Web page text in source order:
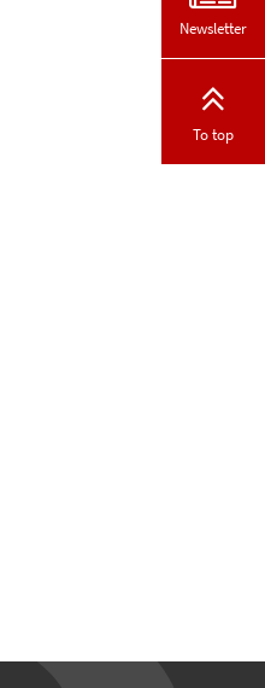
Newsletter
To top